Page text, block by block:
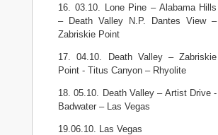
16. 03.10. Lone Pine – Alabama Hills
– Death Valley N.P. Dantes View –
Zabriskie Point
17. 04.10. Death Valley – Zabriskie
Point - Titus Canyon – Rhyolite
18. 05.10. Death Valley – Artist Drive -
Badwater – Las Vegas
19.06.10. Las Vegas